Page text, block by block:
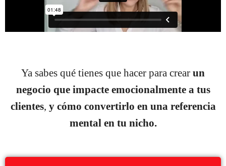
Ya sabes qué tienes que hacer para crear un
negocio que impacte emocionalmente a tus
clientes, y cómo convertirlo en una referencia
mental en tu nicho.